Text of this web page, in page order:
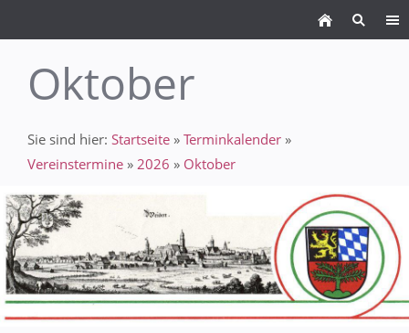
Oktober
Sie sind hier: Startseite » Terminkalender »
Vereinstermine » 2026 » Oktober